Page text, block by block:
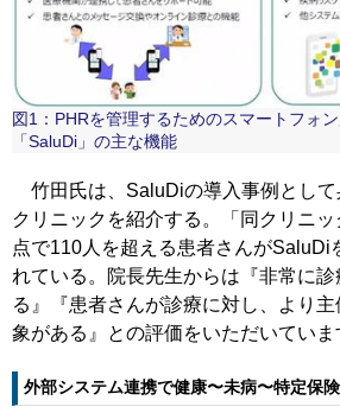
図1：PHRを管理するためのスマートフォ
「SaluDi」の主な機能
竹田氏は、SaluDiの導入事例として
クリニックを紹介する。「同クリニ
点で110人を超える患者さんがSaluDi
れている。院長先生からは『非常に
る』『患者さんが診療に対し、より
象がある』との評価をいただいていま
外部システム連携で健康〜未病〜特定保